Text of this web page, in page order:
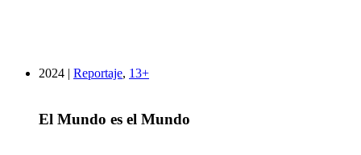
2024 | Reportaje, 13+
El Mundo es el Mundo